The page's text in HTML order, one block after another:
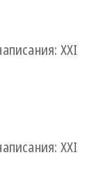
XXI
XXI